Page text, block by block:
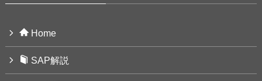
Home
SAP解説